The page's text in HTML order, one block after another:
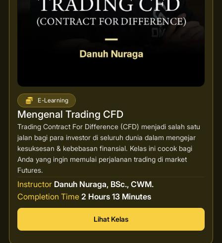
E-Learning
Mengenal Trading CFD
Trading Contract For Difference (CFD) menjadi salah satu
jalan bagi para investor di seluruh dunia dalam mengejar
kesuksesan & kebebasan finansial. Kelas ini cocok bagi
Anda yang ingin memulai perjalanan trading di market
Futures.
Instructor Danuh Nuraga, BSc., CWM.
Completion Time 2 Hours 13 Minutes
Lihat Kelas